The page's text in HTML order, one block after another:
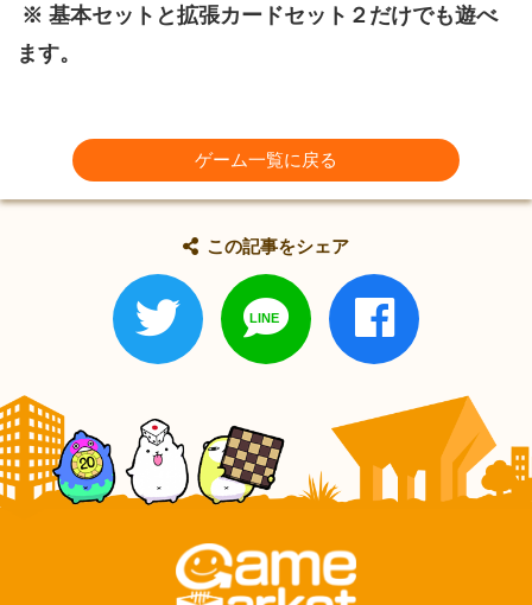
※ 基本セットと拡張カードセット２だけでも遊べ
ます。
ゲーム一覧に戻る
この記事をシェア